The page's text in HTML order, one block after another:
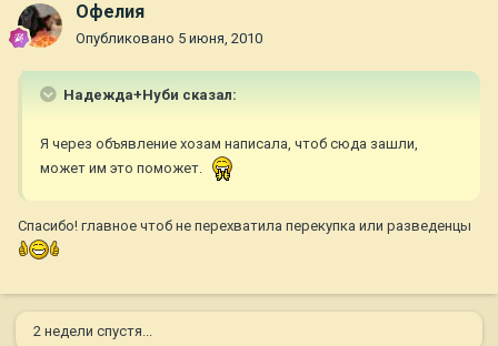
Офелия
Опубликовано 5 июня, 2010
Надежда+Нуби сказал:
Я через объявление хозам написала, чтоб сюда зашли,
может им это поможет.
Спасибо! главное чтоб не перехватила перекупка или разведенцы
2 недели спустя...